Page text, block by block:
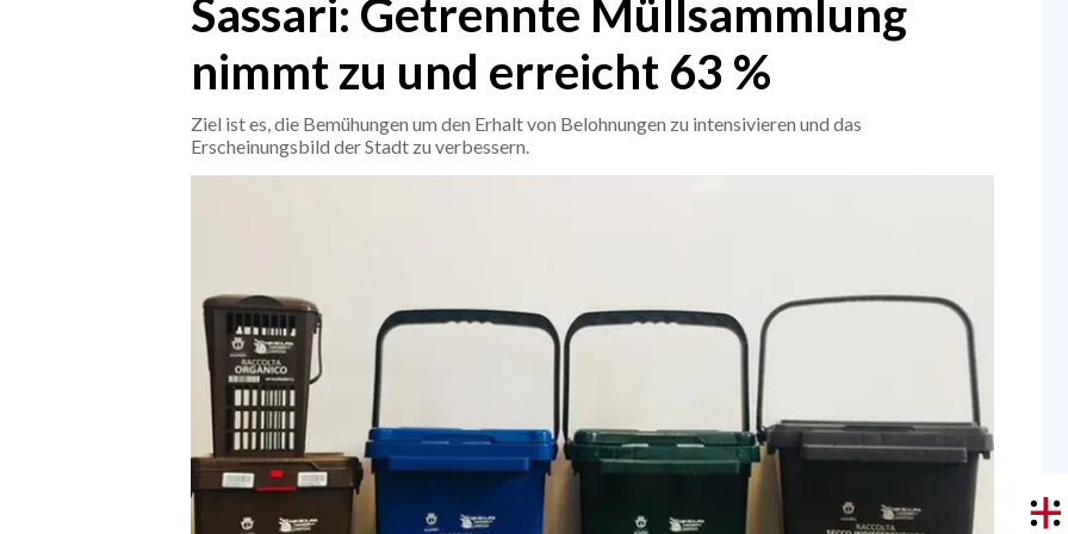
RISULTATI E CLASSIFICHE
Sassari: Getrennte Müllsammlung
nimmt zu und erreicht 63 %
Ziel ist es, die Bemühungen um den Erhalt von Belohnungen zu intensivieren und das
Erscheinungsbild der Stadt zu verbessern.